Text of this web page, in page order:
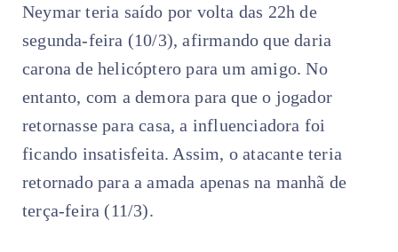
Neymar teria saído por volta das 22h de
segunda-feira (10/3), afirmando que daria
carona de helicóptero para um amigo. No
entanto, com a demora para que o jogador
retornasse para casa, a influenciadora foi
ficando insatisfeita. Assim, o atacante teria
retornado para a amada apenas na manhã de
terça-feira (11/3).